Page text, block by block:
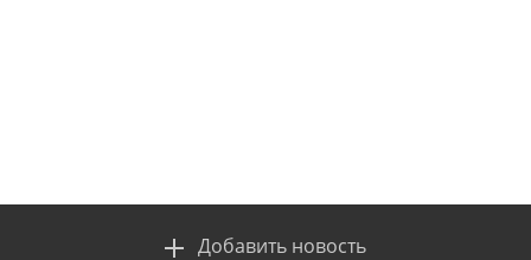
Добавить новость